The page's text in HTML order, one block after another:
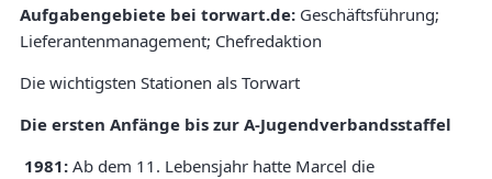
Aufgabengebiete bei torwart.de: Geschäftsführung;
Lieferantenmanagement; Chefredaktion
Die wichtigsten Stationen als Torwart
Die ersten Anfänge bis zur A-Jugendverbandsstaffel
1981: Ab dem 11. Lebensjahr hatte Marcel die